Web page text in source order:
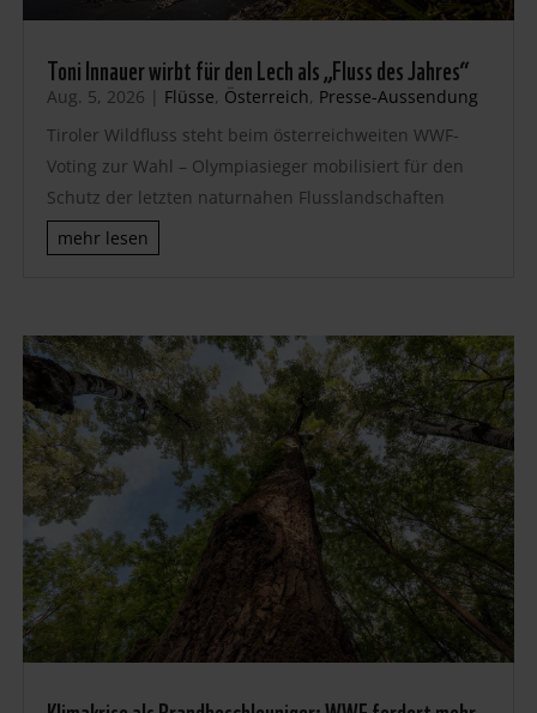
Toni Innauer wirbt für den Lech als „Fluss des Jahres“
Aug. 5, 2026 | Flüsse, Österreich, Presse-Aussendung
Tiroler Wildfluss steht beim österreichweiten WWF-
Voting zur Wahl – Olympiasieger mobilisiert für den
Schutz der letzten naturnahen Flusslandschaften
mehr lesen